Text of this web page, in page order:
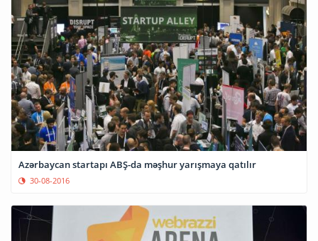
Azərbaycan startapı ABŞ-da məşhur yarışmaya qatılır
30-08-2016